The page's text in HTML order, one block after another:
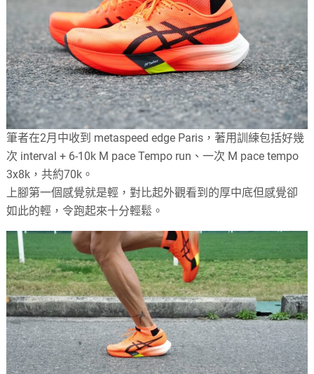
筆者在2月中收到 metaspeed edge Paris，著用訓練包括好幾
次 interval + 6-10k M pace Tempo run、一次 M pace tempo
3x8k，共約70k。
上腳第一個感覺就是輕，對比起外觀看到的厚中底但感覺卻
如此的輕，令跑起來十分輕鬆。